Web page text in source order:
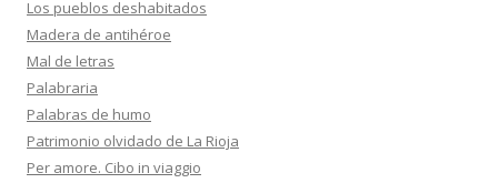
Los pueblos deshabitados
Madera de antihéroe
Mal de letras
Palabraria
Palabras de humo
Patrimonio olvidado de La Rioja
Per amore. Cibo in viaggio